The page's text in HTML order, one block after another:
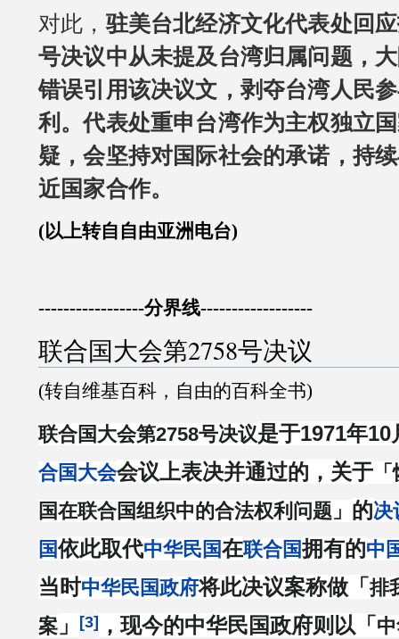
对此， 驻美台北经济文化代表处回
号决议中从未提及台湾归属问题，
错误引用该决议文，剥夺台湾人民
利。代表处重申台湾作为主权独立
疑，会坚持对国际社会的承诺，持
近国家合作。
(以上转自自由亚洲电台)
-----------------分界线------------------
联合国大会第2758号决议
(转自维基百科，自由的百科全书)
联合国大会第2758号决议是于1971年
合国大会会议上表决并通过的，关于
国在联合国组织中的合法权利问题」 的决
国依此取代中华民国在联合国拥有的中
当时中华民国政府将此决议案称做「 排
案 」 [3] ，现今的中华民国政府则以「